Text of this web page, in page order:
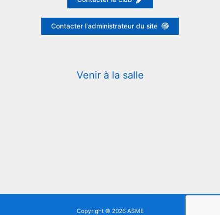
Contacter l'administrateur du site
Venir à la salle
Copyright © 2026 ASME